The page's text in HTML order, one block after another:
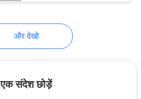
और देखो
एक संदेश छोड़ें